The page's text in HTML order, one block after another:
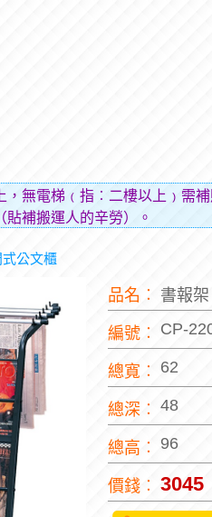
，無電梯﹙指︰二樓以上﹚需
貼補搬運人的辛勞）。
公文櫃
品名︰ 書報
編號︰ CP-
總寬︰ 62
總深︰ 48
總高︰ 96
價錢︰ 3045